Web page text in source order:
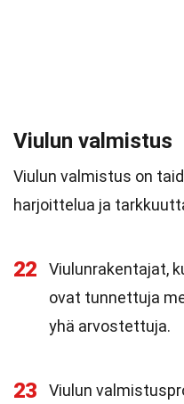
Viulun valmistus
Viulun valmistus on
harjoittelua ja
22
Viulunrakentajat,
ovat tunnettuja
yhä arvostettuja.
23
Viulun